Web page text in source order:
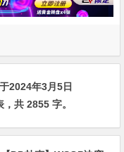
2024年3月5日
共 2855 字。